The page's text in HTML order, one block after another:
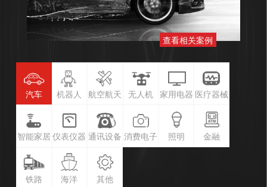
查看相关案例
汽车 机器人 航空航天 无人机 家用电器 医疗器械
智能家居 仪表仪器 通讯设备 消费电子 照明 金融
铁路 海洋 其他